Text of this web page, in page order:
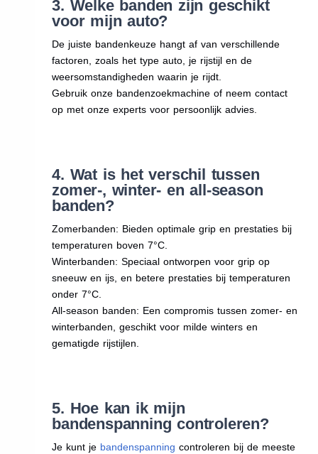
3. Welke banden zijn geschikt
voor mijn auto?
De juiste bandenkeuze hangt af van verschillende
factoren, zoals het type auto, je rijstijl en de
weersomstandigheden waarin je rijdt.
Gebruik onze bandenzoekmachine of neem contact
op met onze experts voor persoonlijk advies.
4. Wat is het verschil tussen
zomer-, winter- en all-season
banden?
Zomerbanden: Bieden optimale grip en prestaties bij
temperaturen boven 7°C.
Winterbanden: Speciaal ontworpen voor grip op
sneeuw en ijs, en betere prestaties bij temperaturen
onder 7°C.
All-season banden: Een compromis tussen zomer- en
winterbanden, geschikt voor milde winters en
gematigde rijstijlen.
5. Hoe kan ik mijn
bandenspanning controleren?
Je kunt je bandenspanning controleren bij de meeste